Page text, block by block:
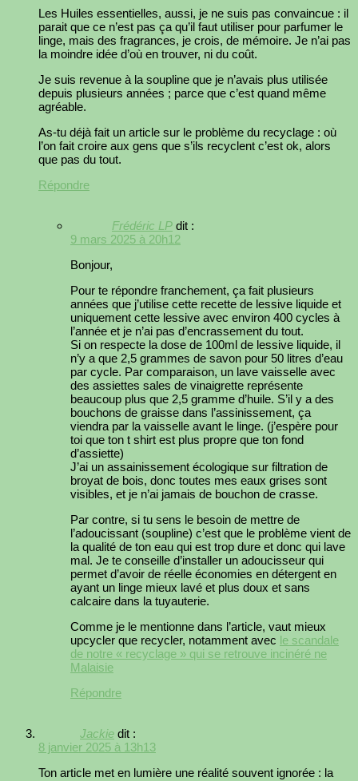
Les Huiles essentielles, aussi, je ne suis pas convaincue : il
parait que ce n’est pas ça qu’il faut utiliser pour parfumer le
linge, mais des fragrances, je crois, de mémoire. Je n’ai pas
la moindre idée d’où en trouver, ni du coût.
Je suis revenue à la soupline que je n’avais plus utilisée
depuis plusieurs années ; parce que c’est quand même
agréable.
As-tu déjà fait un article sur le problème du recyclage : où
l’on fait croire aux gens que s’ils recyclent c’est ok, alors
que pas du tout.
Répondre
Frédéric LP dit :
9 mars 2025 à 20h12
Bonjour,
Pour te répondre franchement, ça fait plusieurs
années que j’utilise cette recette de lessive liquide et
uniquement cette lessive avec environ 400 cycles à
l’année et je n’ai pas d’encrassement du tout.
Si on respecte la dose de 100ml de lessive liquide, il
n’y a que 2,5 grammes de savon pour 50 litres d’eau
par cycle. Par comparaison, un lave vaisselle avec
des assiettes sales de vinaigrette représente
beaucoup plus que 2,5 gramme d’huile. S’il y a des
bouchons de graisse dans l’assinissement, ça
viendra par la vaisselle avant le linge. (j’espère pour
toi que ton t shirt est plus propre que ton fond
d’assiette)
J’ai un assainissement écologique sur filtration de
broyat de bois, donc toutes mes eaux grises sont
visibles, et je n’ai jamais de bouchon de crasse.
Par contre, si tu sens le besoin de mettre de
l’adoucissant (soupline) c’est que le problème vient de
la qualité de ton eau qui est trop dure et donc qui lave
mal. Je te conseille d’installer un adoucisseur qui
permet d’avoir de réelle économies en détergent en
ayant un linge mieux lavé et plus doux et sans
calcaire dans la tuyauterie.
Comme je le mentionne dans l’article, vaut mieux
upcycler que recycler, notamment avec le scandale
de notre « recyclage » qui se retrouve incinéré ne
Malaisie
Répondre
Jackie dit :
8 janvier 2025 à 13h13
Ton article met en lumière une réalité souvent ignorée : la